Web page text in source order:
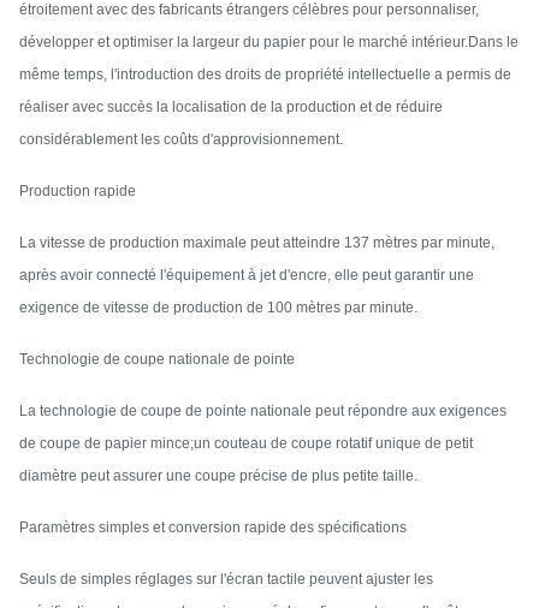
étroitement avec des fabricants étrangers célèbres pour personnaliser,
développer et optimiser la largeur du papier pour le marché intérieur.Dans le
même temps, l'introduction des droits de propriété intellectuelle a permis de
réaliser avec succès la localisation de la production et de réduire
considérablement les coûts d'approvisionnement.
Production rapide
La vitesse de production maximale peut atteindre 137 mètres par minute,
après avoir connecté l'équipement à jet d'encre, elle peut garantir une
exigence de vitesse de production de 100 mètres par minute.
Technologie de coupe nationale de pointe
La technologie de coupe de pointe nationale peut répondre aux exigences
de coupe de papier mince;un couteau de coupe rotatif unique de petit
diamètre peut assurer une coupe précise de plus petite taille.
Paramètres simples et conversion rapide des spécifications
Seuls de simples réglages sur l'écran tactile peuvent ajuster les